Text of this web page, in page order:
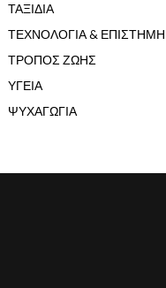
ΤΑΞΙΔΙΑ
ΤΕΧΝΟΛΟΓΙΑ & ΕΠΙΣΤΗΜΗ
ΤΡΟΠΟΣ ΖΩΗΣ
ΥΓΕΙΑ
ΨΥΧΑΓΩΓΙΑ